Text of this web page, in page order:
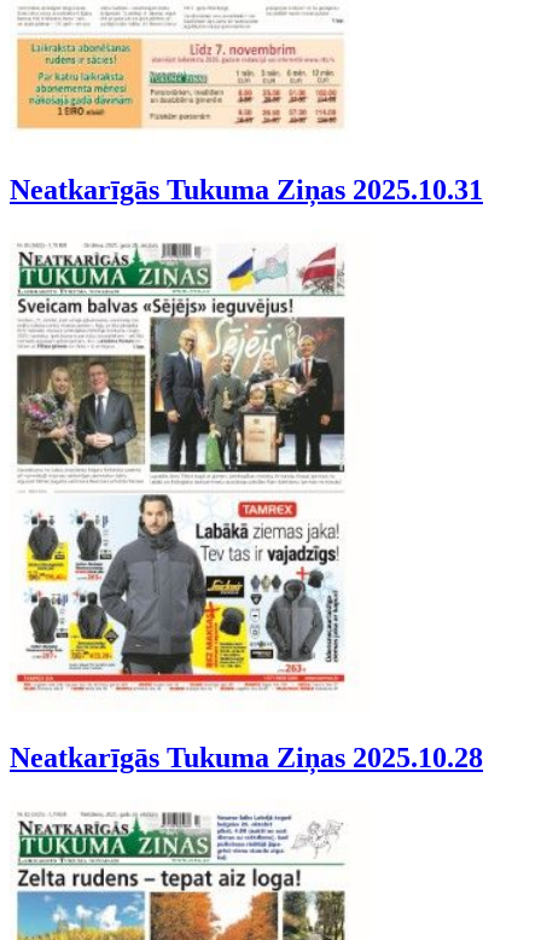
Neatkarīgās Tukuma Ziņas 2025.10.31
Neatkarīgās Tukuma Ziņas 2025.10.28